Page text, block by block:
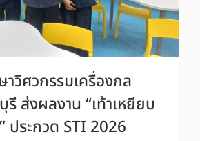
วิศวกรรมเครื่องกล
รี ส่งผลงาน “เท้าเหยียบ
ประกวด STI 2026